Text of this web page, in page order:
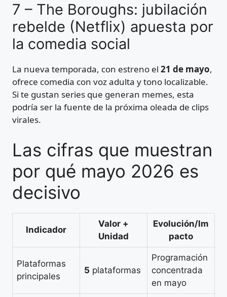
7 – The Boroughs: jubilación
rebelde (Netflix) apuesta por
la comedia social
La nueva temporada, con estreno el 21 de mayo,
ofrece comedia con voz adulta y tono localizable.
Si te gustan series que generan memes, esta
podría ser la fuente de la próxima oleada de clips
virales.
Las cifras que muestran
por qué mayo 2026 es
decisivo
Indicador
Valor +
Unidad
Evolución/Im
pacto
Plataformas
principales
5 plataformas
Programación
concentrada
en mayo